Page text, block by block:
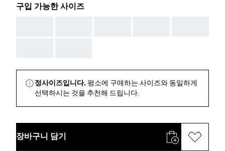
구입 가능한 사이즈
정사이즈입니다. 평소에 구매하는 사이즈와 동일하게
선택하시는 것을 추천해 드립니다.
장바구니 담기